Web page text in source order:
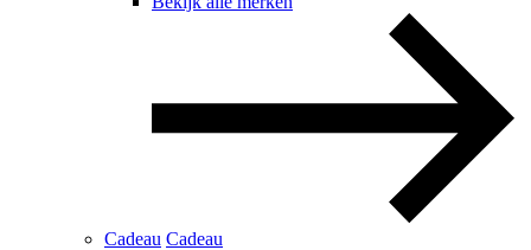
Cadeau Cadeau